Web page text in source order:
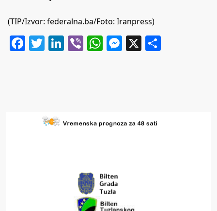
(TIP/Izvor: federalna.ba/Foto: Iranpress)
Facebook
Twitter
LinkedIn
ViberWhatsApp
Messenger
X